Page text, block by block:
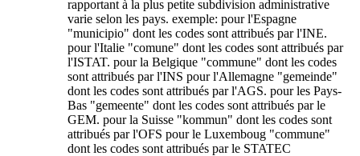
rapportant à la plus petite subdivision administrative
varie selon les pays. exemple: pour l'Espagne
"municipio" dont les codes sont attribués par l'INE.
pour l'Italie "comune" dont les codes sont attribués par
l'ISTAT. pour la Belgique "commune" dont les codes
sont attribués par l'INS pour l'Allemagne "gemeinde"
dont les codes sont attribués par l'AGS. pour les Pays-
Bas "gemeente" dont les codes sont attribués par le
GEM. pour la Suisse "kommun" dont les codes sont
attribués par l'OFS pour le Luxemboug "commune"
dont les codes sont attribués par le STATEC